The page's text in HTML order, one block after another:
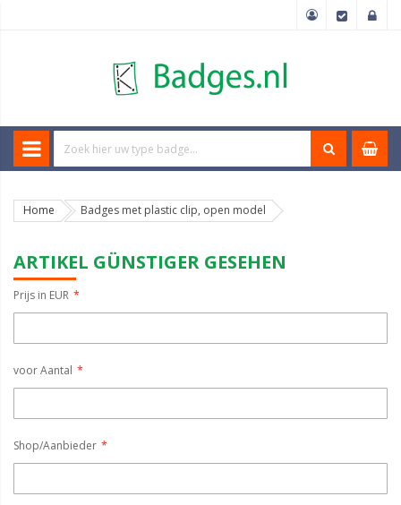
Home Badges met plastic clip, open model
ARTIKEL GÜNSTIGER GESEHEN
Prijs in EUR
voor Aantal
Shop/Aanbieder